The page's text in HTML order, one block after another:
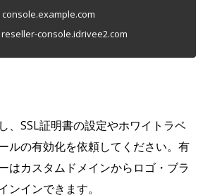
console.example.com
console.idrivee2.com
、SSL証明書の設定やホワイトラベ
ルの有効化を依頼してください。有
はカスタムドメインからロゴ・ブラ
ンインできます。